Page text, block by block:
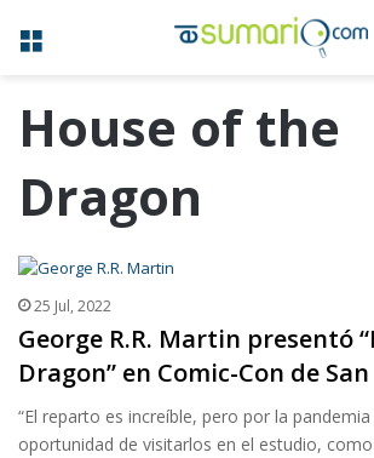
Menú
House of the
Dragon
25 Jul, 2022
George R.R. Martin presentó
Dragon” en Comic-Con de
“El reparto es increíble, pero por la
oportunidad de visitarlos en el estudio,